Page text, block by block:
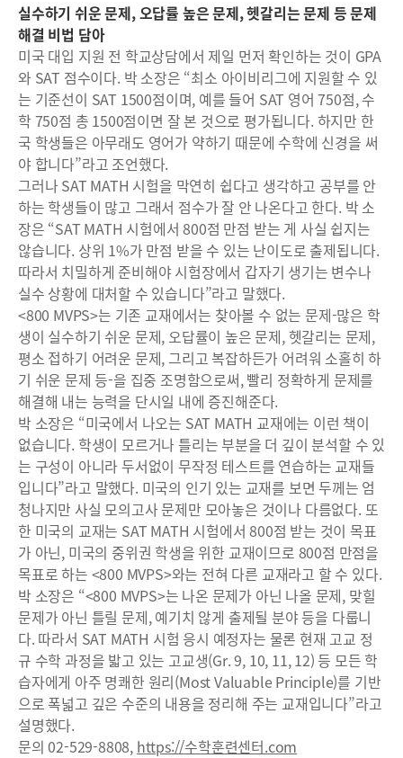
실수하기 쉬운 문제, 오답률 높은 문제, 헷갈리는 문제 등 문제
해결 비법 담아
미국 대입 지원 전 학교상담에서 제일 먼저 확인하는 것이 GPA
와 SAT 점수이다. 박 소장은 “최소 아이비리그에 지원할 수 있
는 기준선이 SAT 1500점이며, 예를 들어 SAT 영어 750점, 수
학 750점 총 1500점이면 잘 본 것으로 평가됩니다. 하지만 한
국 학생들은 아무래도 영어가 약하기 때문에 수학에 신경을 써
야 합니다”라고 조언했다.
그러나 SAT MATH 시험을 막연히 쉽다고 생각하고 공부를 안
하는 학생들이 많고 그래서 점수가 잘 안 나온다고 한다. 박 소
장은 “SAT MATH 시험에서 800점 만점 받는 게 사실 쉽지는
않습니다. 상위 1%가 만점 받을 수 있는 난이도로 출제됩니다.
따라서 치밀하게 준비해야 시험장에서 갑자기 생기는 변수나
실수 상황에 대처할 수 있습니다”라고 말했다.
<800 MVPS>는 기존 교재에서는 찾아볼 수 없는 문제-많은 학
생이 실수하기 쉬운 문제, 오답률이 높은 문제, 헷갈리는 문제,
평소 접하기 어려운 문제, 그리고 복잡하든가 어려워 소홀히 하
기 쉬운 문제 등-을 집중 조명함으로써, 빨리 정확하게 문제를
해결해 내는 능력을 단시일 내에 증진해준다.
박 소장은 “미국에서 나오는 SAT MATH 교재에는 이런 책이
없습니다. 학생이 모르거나 틀리는 부분을 더 깊이 분석할 수 있
는 구성이 아니라 두서없이 무작정 테스트를 연습하는 교재들
입니다”라고 말했다. 미국의 인기 있는 교재를 보면 두께는 엄
청나지만 사실 모의고사 문제만 모아놓은 것이나 다름없다. 또
한 미국의 교재는 SAT MATH 시험에서 800점 받는 것이 목표
가 아닌, 미국의 중위권 학생을 위한 교재이므로 800점 만점을
목표로 하는 <800 MVPS>와는 전혀 다른 교재라고 할 수 있다.
박 소장은 “<800 MVPS>는 나온 문제가 아닌 나올 문제, 맞힐
문제가 아닌 틀릴 문제, 예기치 않게 출제될 분야 등을 다룹니
다. 따라서 SAT MATH 시험 응시 예정자는 물론 현재 고교 정
규 수학 과정을 밟고 있는 고교생(Gr. 9, 10, 11, 12) 등 모든 학
습자에게 아주 명쾌한 원리(Most Valuable Principle)를 기반
으로 폭넓고 깊은 수준의 내용을 정리해 주는 교재입니다”라고
설명했다.
문의 02-529-8808, https://수학훈련센터.com